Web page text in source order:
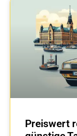
Preiswert